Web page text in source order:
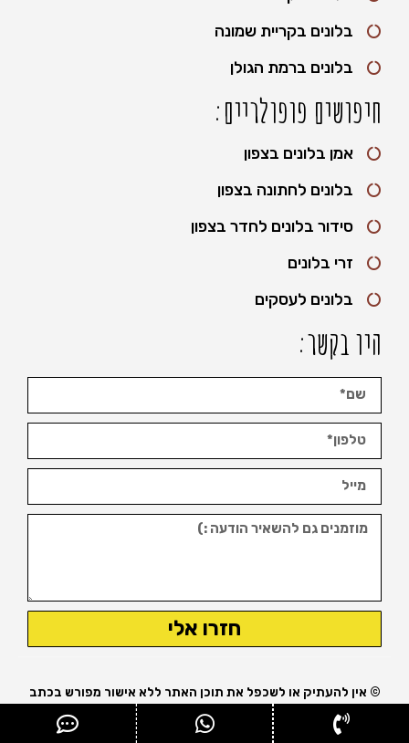
בלונים בקריית שמונה
בלונים ברמת הגולן
חיפושים פופולריים:
אמן בלונים בצפון
בלונים לחתונה בצפון
סידור בלונים לחדר בצפון
זרי בלונים
בלונים לעסקים
היו בקשר:
חזרו אלי
© אין להעתיק או לשכפל את תוכן האתר ללא אישור מפורש בכתב
מבעל האתר.